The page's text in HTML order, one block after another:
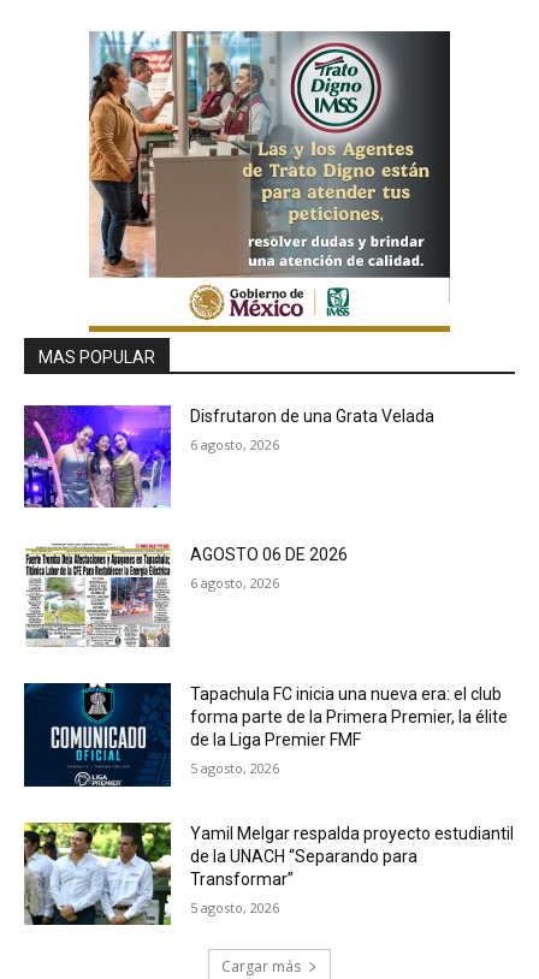
MAS POPULAR
Disfrutaron de una Grata Velada
6 agosto, 2026
AGOSTO 06 DE 2026
6 agosto, 2026
Tapachula FC inicia una nueva era: el club
forma parte de la Primera Premier, la élite
de la Liga Premier FMF
5 agosto, 2026
Yamil Melgar respalda proyecto estudiantil
de la UNACH “Separando para
Transformar”
5 agosto, 2026
Cargar más